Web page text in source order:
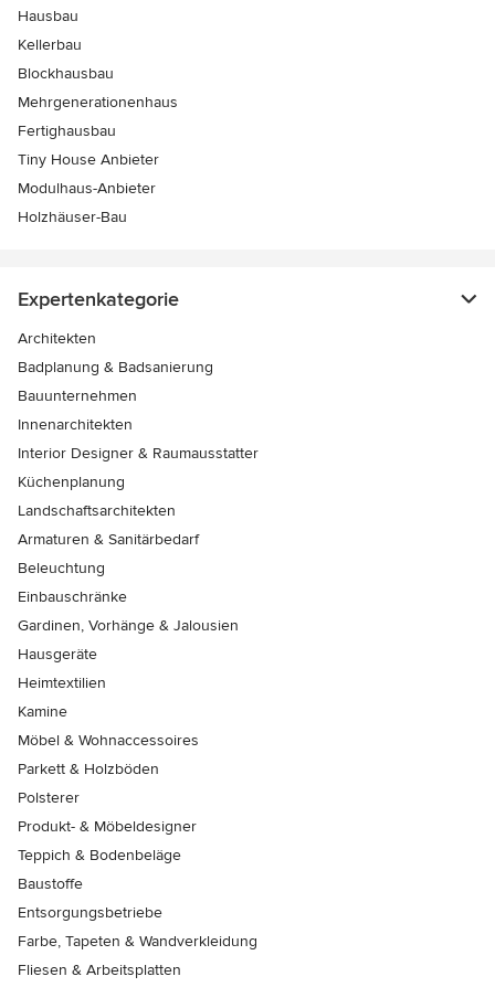
Hausbau
Kellerbau
Blockhausbau
Mehrgenerationenhaus
Fertighausbau
Tiny House Anbieter
Modulhaus-Anbieter
Holzhäuser-Bau
Expertenkategorie
Architekten
Badplanung & Badsanierung
Bauunternehmen
Innenarchitekten
Interior Designer & Raumausstatter
Küchenplanung
Landschaftsarchitekten
Armaturen & Sanitärbedarf
Beleuchtung
Einbauschränke
Gardinen, Vorhänge & Jalousien
Hausgeräte
Heimtextilien
Kamine
Möbel & Wohnaccessoires
Parkett & Holzböden
Polsterer
Produkt- & Möbeldesigner
Teppich & Bodenbeläge
Baustoffe
Entsorgungsbetriebe
Farbe, Tapeten & Wandverkleidung
Fliesen & Arbeitsplatten